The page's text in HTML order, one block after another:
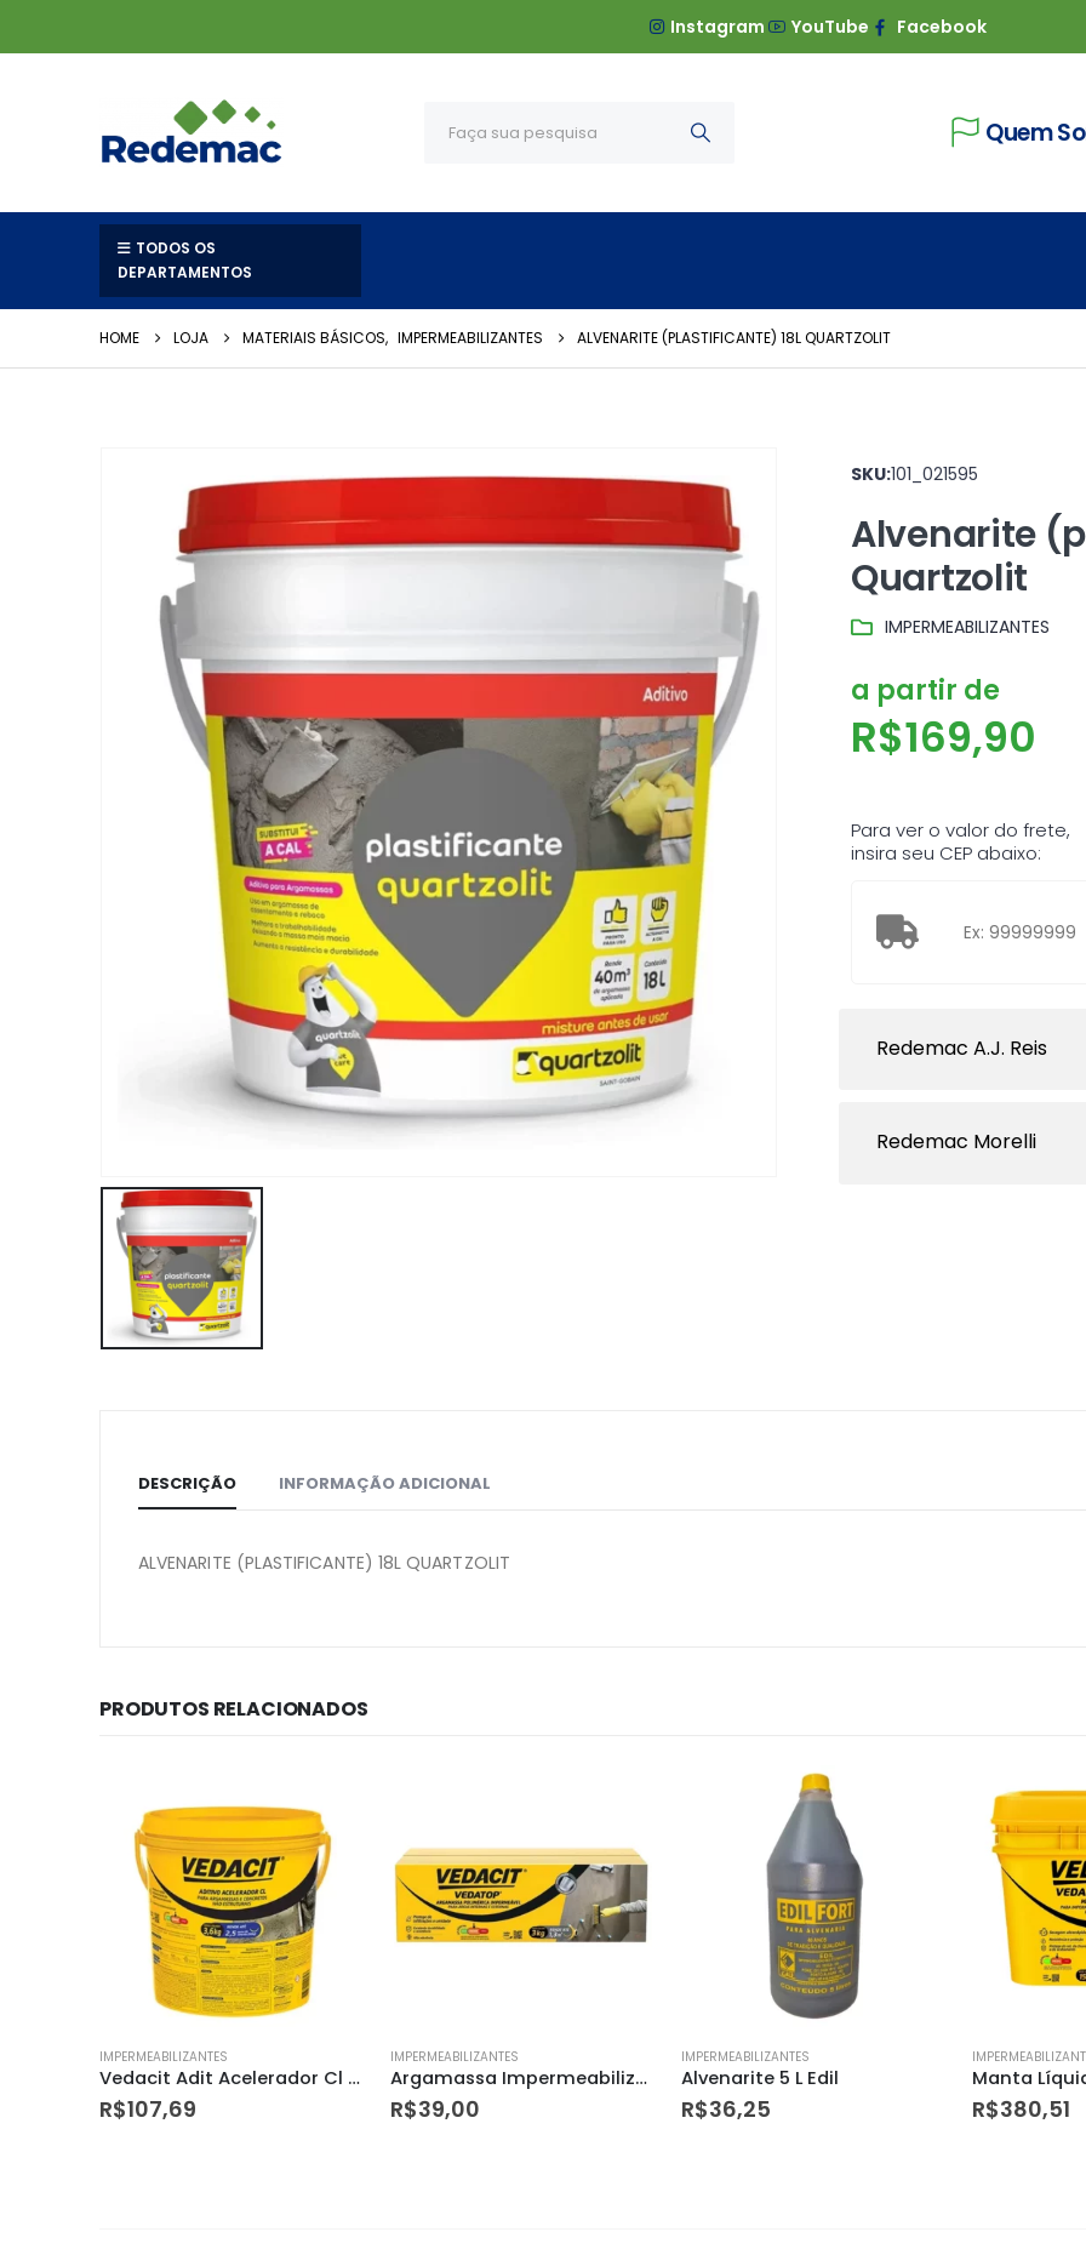
Instagram YouTube Facebook
Quem
TODOS OS
DEPARTAMENTOS
HOME LOJA MATERIAIS BÁSICOS, IMPERMEABILIZANTES ALVENARITE (PLASTIFICANTE) 18L QUARTZOLIT
SKU:101_021595
Alvenarite
Quartzolit
IMPERMEABILIZANTES
a partir de
R$169,90
Para ver o valor do frete,
insira seu CEP abaixo:
Redemac A.J. Reis
Redemac Morelli
DESCRIÇÃO INFORMAÇÃO ADICIONAL
ALVENARITE (PLASTIFICANTE) 18L QUARTZOLIT
PRODUTOS RELACIONADOS
IMPERMEABILIZANTES
Argamassa Impermeabilizante Vedatop para Rodapé 3kg Cinza
R$39,00
IMPERMEABILIZANTES
Alvenarite 5 L Edil
R$36,25
IMPERMEABILIZANTES
R$380,51 R$41,01